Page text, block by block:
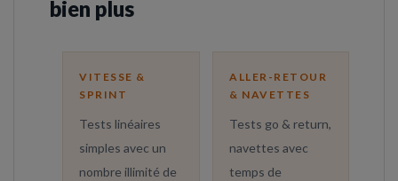
bien plus
VITESSE &
SPRINT
Tests linéaires
simples avec un
nombre illimité de
ALLER-RETOUR
& NAVETTES
Tests go & return,
navettes avec
temps de